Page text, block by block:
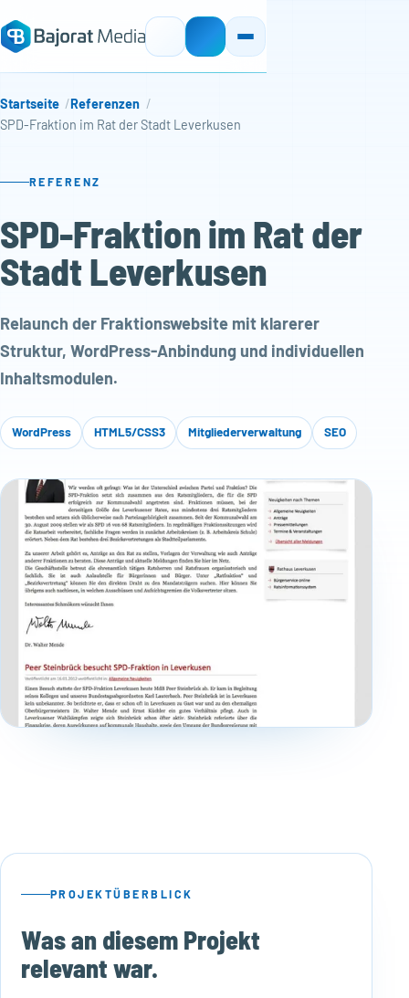
Startseite
Referenzen
SPD-Fraktion im Rat der Stadt Leverkusen
REFERENZ
SPD-Fraktion im Rat der
Stadt Leverkusen
Relaunch der Fraktionswebsite mit klarerer
Struktur, WordPress-Anbindung und individuellen
Inhaltsmodulen.
WordPress HTML5/CSS3 Mitgliederverwaltung SEO
PROJEKTÜBERBLICK
Was an diesem Projekt
relevant war.